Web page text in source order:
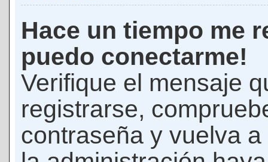
Hace un tiempo me
puedo conectarme!
Verifique el mensaje
registrarse,
contraseña y vuelva